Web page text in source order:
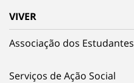
VIVER
Associação dos Estudantes
Serviços de Ação Social